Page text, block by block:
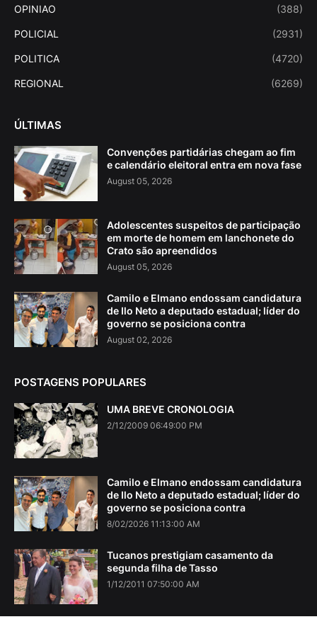
OPINIAO (388)
POLICIAL (2931)
POLITICA (4720)
REGIONAL (6269)
ÚLTIMAS
Convenções partidárias chegam ao fim
e calendário eleitoral entra em nova fase
August 05, 2026
Adolescentes suspeitos de participação
em morte de homem em lanchonete do
Crato são apreendidos
August 05, 2026
Camilo e Elmano endossam candidatura
de Ilo Neto a deputado estadual; líder do
governo se posiciona contra
August 02, 2026
POSTAGENS POPULARES
UMA BREVE CRONOLOGIA
2/12/2009 06:49:00 PM
Camilo e Elmano endossam candidatura
de Ilo Neto a deputado estadual; líder do
governo se posiciona contra
8/02/2026 11:13:00 AM
Tucanos prestigiam casamento da
segunda filha de Tasso
1/12/2011 07:50:00 AM